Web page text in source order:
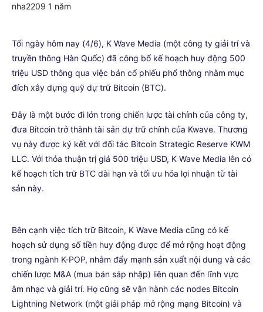
nha2209 1 năm
Tối ngày hôm nay (4/6), K Wave Media (một công ty giải trí và
truyền thông Hàn Quốc) đã công bố kế hoạch huy động 500
triệu USD thông qua việc bán cổ phiếu phổ thông nhằm mục
đích xây dựng quỹ dự trữ Bitcoin (BTC).
Đây là một bước đi lớn trong chiến lược tài chính của công ty,
đưa Bitcoin trở thành tài sản dự trữ chính của Kwave. Thương
vụ này được ký kết với đối tác Bitcoin Strategic Reserve KWM
LLC. Với thỏa thuận trị giá 500 triệu USD, K Wave Media lên có
kế hoạch tích trữ BTC dài hạn và tối ưu hóa lợi nhuận từ tài
sản này.
Bên cạnh việc tích trữ Bitcoin, K Wave Media cũng có kế
hoạch sử dụng số tiền huy động được để mở rộng hoạt động
trong ngành K-POP, nhằm đẩy mạnh sản xuất nội dung và các
chiến lược M&A (mua bán sáp nhập) liên quan đến lĩnh vực
âm nhạc và giải trí. Họ cũng sẽ vận hành các nodes Bitcoin
Lightning Network (một giải pháp mở rộng mạng Bitcoin) và